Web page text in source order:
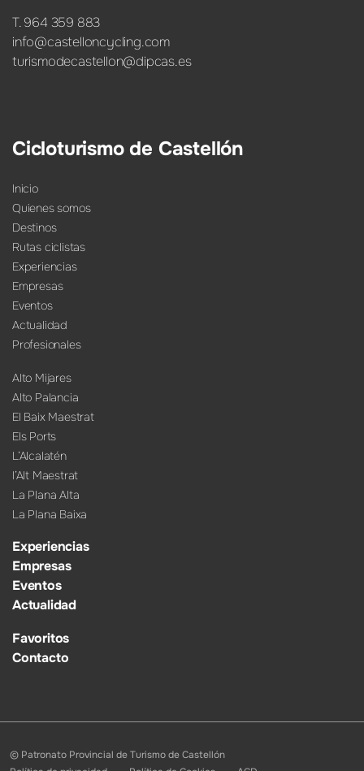
T. 964 359 883
info@castelloncycling.com
turismodecastellon@dipcas.es
Cicloturismo de Castellón
Inicio
Quienes somos
Destinos
Rutas ciclistas
Experiencias
Empresas
Eventos
Actualidad
Profesionales
Alto Mijares
Alto Palancia
El Baix Maestrat
Els Ports
L’Alcalatén
l’Alt Maestrat
La Plana Alta
La Plana Baixa
Experiencias
Empresas
Eventos
Actualidad
Favoritos
Contacto
© Patronato Provincial de Turismo de Castellón